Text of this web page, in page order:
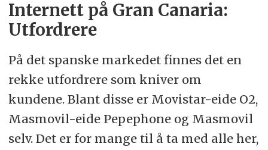
Internett på Gran Canaria:
Utfordrere
På det spanske markedet finnes det en
rekke utfordrere som kniver om
kundene. Blant disse er Movistar-eide O2,
Masmovil-eide Pepephone og Masmovil
selv. Det er for mange til å ta med alle her,